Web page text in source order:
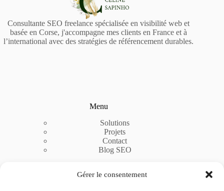
Gérer le consentement
Consultante SEO freelance spécialisée en visibilité web et
basée en Corse, j'accompagne mes clients en France et à
l’international avec des stratégies de référencement durables.
Menu
Solutions
Projets
Contact
Blog SEO